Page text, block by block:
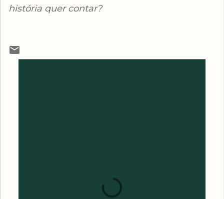
história quer contar?